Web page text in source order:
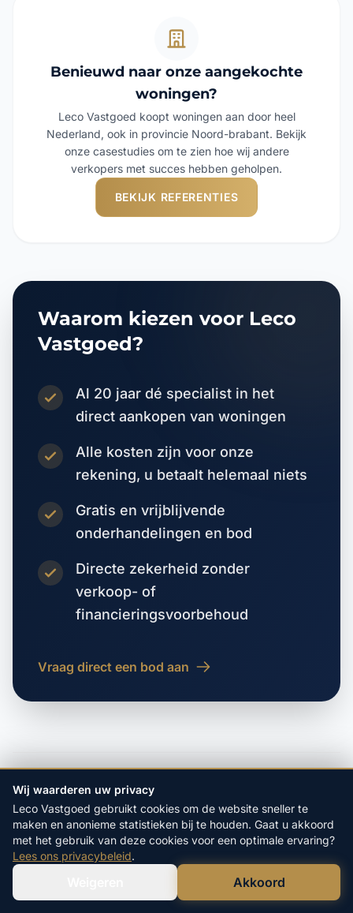
Benieuwd naar onze aangekochte
woningen?
Leco Vastgoed koopt woningen aan door heel
Nederland, ook in provincie Noord-brabant. Bekijk
onze casestudies om te zien hoe wij andere
verkopers met succes hebben geholpen.
BEKIJK REFERENTIES
Waarom kiezen voor Leco
Vastgoed?
Al 20 jaar dé specialist in het
direct aankopen van woningen
Alle kosten zijn voor onze
rekening, u betaalt helemaal niets
Gratis en vrijblijvende
onderhandelingen en bod
Directe zekerheid zonder
verkoop- of
financieringsvoorbehoud
Vraag direct een bod aan
VORIGE WOONPLAATS
Aanschot
Aarle-Rixtel
Bel Ons Direct
Wij waarderen uw privacy
Leco Vastgoed gebruikt cookies om de website sneller te
maken en anonieme statistieken bij te houden. Gaat u akkoord
met het gebruik van deze cookies voor een optimale ervaring?
Lees ons privacybeleid.
Akkoord